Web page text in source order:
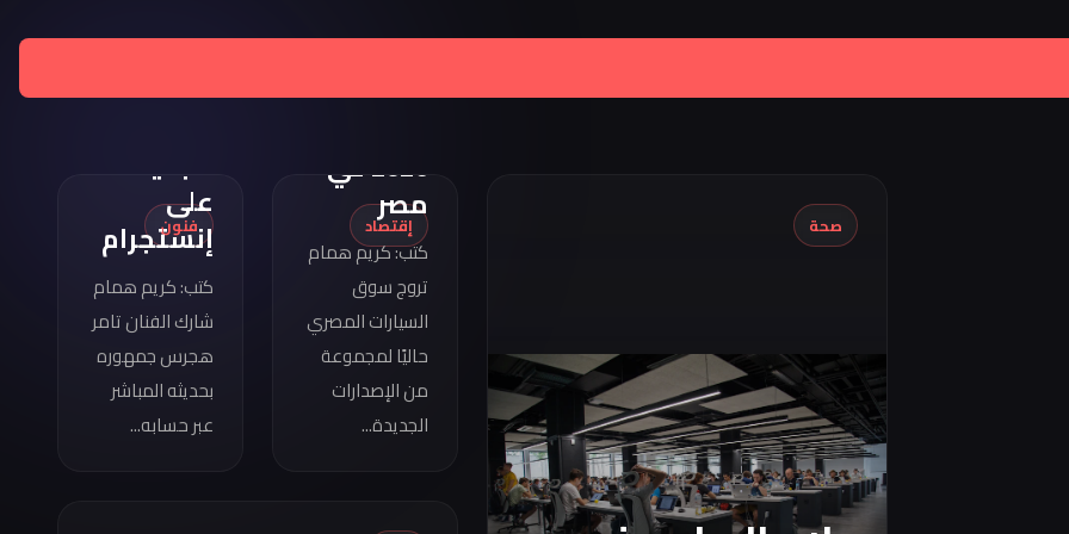
Iran Proposes Oman to
صحة إقتصاد
كوبرا
2026 في
مصر
كتب: كريم همام
تروج سوق
السيارات المصري
حاليًا لمجموعة
من الإصدارات
الجديدة...
فنون
هجرس
يشارك
الجديدة
على
إنستجرام
كتب: كريم همام
شارك الفنان تامر
هجرس جمهوره
بحديثه المباشر
عبر حسابه...